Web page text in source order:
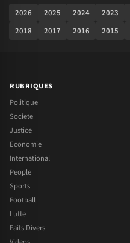
2026 2025 2024 2023
2018
2017 2016 2015
RUBRIQUES
Politique
Societe
Justice
Economie
International
People
Sports
Football
Lutte
Faits Divers